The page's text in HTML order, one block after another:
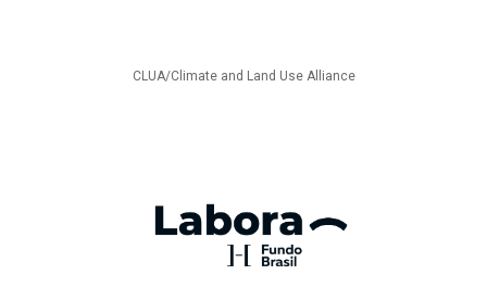
CLUA/Climate and Land Use Alliance